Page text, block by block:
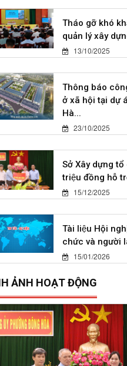
Tháo gỡ khó
quản lý xây
13/10/2025
Thông báo
ở xã hội tại dự
Hà...
23/10/2025
Sở Xây dựng
triệu đồng hỗ
15/12/2025
Tài liệu Hội
chức và người
15/01/2026
ẢNH HOẠT ĐỘNG